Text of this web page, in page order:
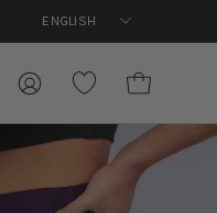
ENGLISH
MY
WISHLISTOPEN CART